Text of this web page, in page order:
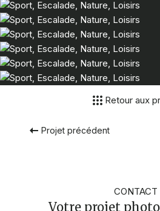
Projet précédent
Retour aux
CONTACT
Votre projet